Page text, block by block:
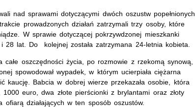
nad sprawami dotyczącymi dwóch oszustw popełnionych
prowadzonych działań zatrzymali trzy osoby, które
W sprawie dotyczącej pokrzywdzonej mieszkanki
lat. Do kolejnej została zatrzymana 24-letnia kobieta.
oszczędności życia, po rozmowie z rzekomą synową,
spowodował wypadek, w którym ucierpiała ciężarna
kaucję. Babcia w dobrej wierze przekazała osobie, która
euro, dwa złote pierścionki z brylantami oraz złoty
ofiarą działających w ten sposób oszustów.